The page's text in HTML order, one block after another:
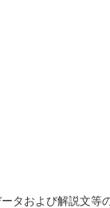
タおよび解説文等